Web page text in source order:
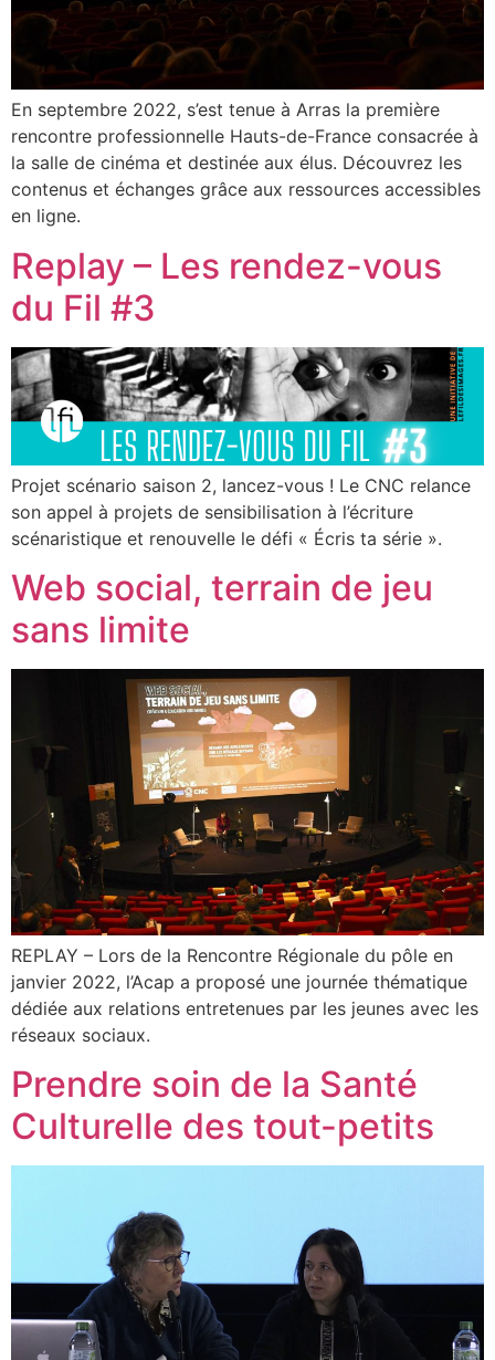
En septembre 2022, s’est tenue à Arras la première
rencontre professionnelle Hauts-de-France consacrée à
la salle de cinéma et destinée aux élus. Découvrez les
contenus et échanges grâce aux ressources accessibles
en ligne.
Replay – Les rendez-vous
du Fil #3
Projet scénario saison 2, lancez-vous ! Le CNC relance
son appel à projets de sensibilisation à l’écriture
scénaristique et renouvelle le défi « Écris ta série ».
Web social, terrain de jeu
sans limite
REPLAY – Lors de la Rencontre Régionale du pôle en
janvier 2022, l’Acap a proposé une journée thématique
dédiée aux relations entretenues par les jeunes avec les
réseaux sociaux.
Prendre soin de la Santé
Culturelle des tout-petits